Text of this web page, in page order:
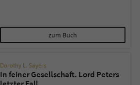
zum Buch
Dorothy L. Sayers
In feiner Gesellschaft. Lord Peters